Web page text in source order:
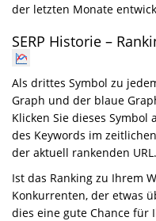
der letzten Monate
SERP Historie –
Als drittes Symbol zu
Graph und der blaue
Klicken Sie dieses Symbol
des Keywords im
der aktuell rankenden URL.
Ist das Ranking zu Ihrem
Konkurrenten, der etwas
dies eine gute Chance für